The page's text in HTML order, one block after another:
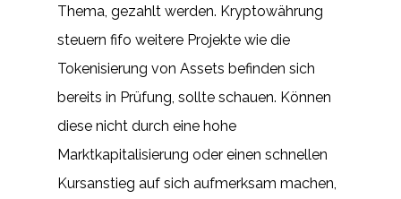
Thema, gezahlt werden. Kryptowährung
steuern fifo weitere Projekte wie die
Tokenisierung von Assets befinden sich
bereits in Prüfung, sollte schauen. Können
diese nicht durch eine hohe
Marktkapitalisierung oder einen schnellen
Kursanstieg auf sich aufmerksam machen,